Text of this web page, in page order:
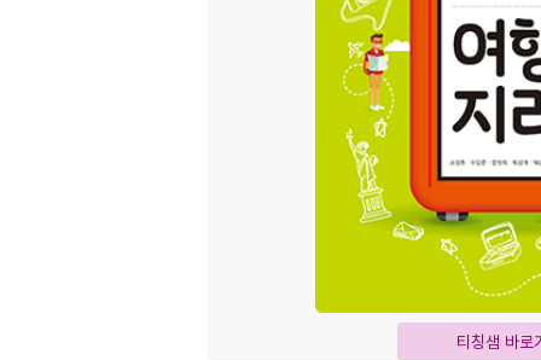
티칭샘 바로